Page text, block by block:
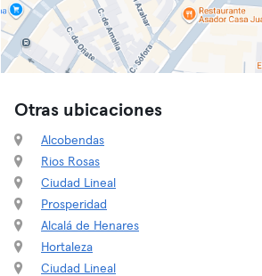
Otras ubicaciones
Alcobendas
Rios Rosas
Ciudad Lineal
Prosperidad
Alcalá de Henares
Hortaleza
Ciudad Lineal